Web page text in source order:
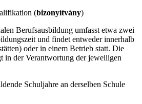
(bizonyítvány)
Berufsausbildung umfasst etwa zwei
und findet entweder innerhalb
oder in einem Betrieb statt. Die
in der Verantwortung der jeweiligen
Schuljahre an derselben Schule